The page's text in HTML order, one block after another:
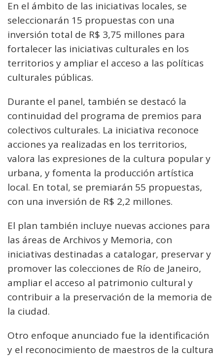
En el ámbito de las iniciativas locales, se
seleccionarán 15 propuestas con una
inversión total de R$ 3,75 millones para
fortalecer las iniciativas culturales en los
territorios y ampliar el acceso a las políticas
culturales públicas.
Durante el panel, también se destacó la
continuidad del programa de premios para
colectivos culturales. La iniciativa reconoce
acciones ya realizadas en los territorios,
valora las expresiones de la cultura popular y
urbana, y fomenta la producción artística
local. En total, se premiarán 55 propuestas,
con una inversión de R$ 2,2 millones.
El plan también incluye nuevas acciones para
las áreas de Archivos y Memoria, con
iniciativas destinadas a catalogar, preservar y
promover las colecciones de Río de Janeiro,
ampliar el acceso al patrimonio cultural y
contribuir a la preservación de la memoria de
la ciudad.
Otro enfoque anunciado fue la identificación
y el reconocimiento de maestros de la cultura